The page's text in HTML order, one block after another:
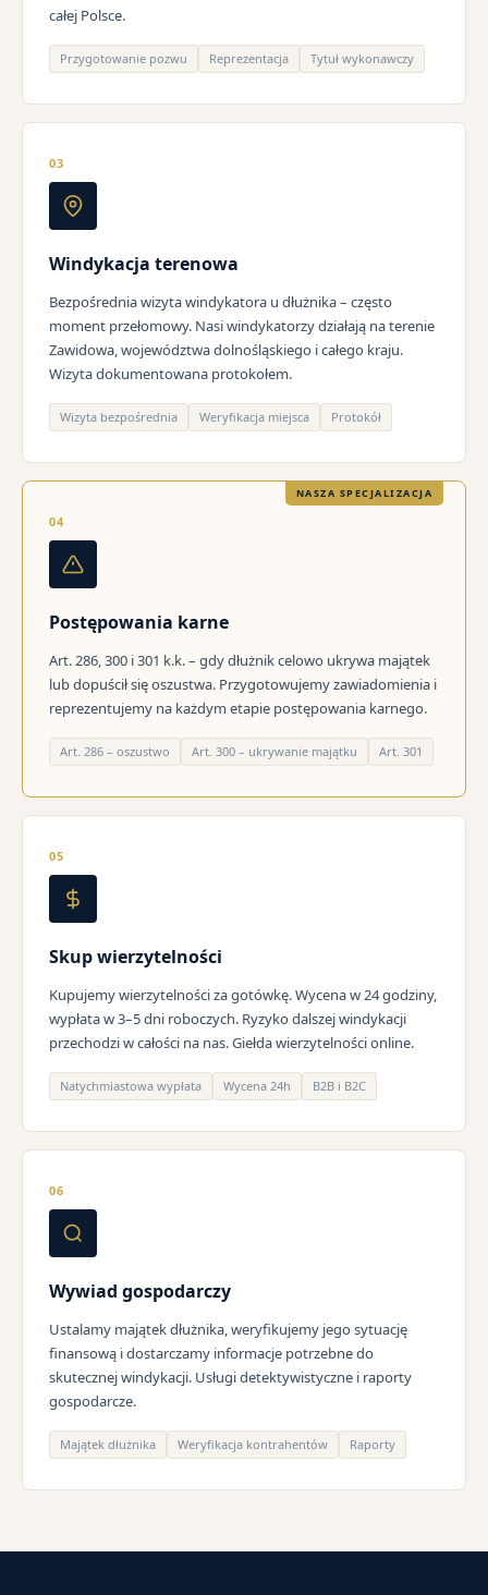
całej Polsce.
Przygotowanie pozwu Reprezentacja Tytuł wykonawczy
03
Windykacja terenowa
Bezpośrednia wizyta windykatora u dłużnika – często
moment przełomowy. Nasi windykatorzy działają na terenie
Zawidowa, województwa dolnośląskiego i całego kraju.
Wizyta dokumentowana protokołem.
Wizyta bezpośrednia Weryfikacja miejsca Protokół
NASZA SPECJALIZACJA
04
Postępowania karne
Art. 286, 300 i 301 k.k. – gdy dłużnik celowo ukrywa majątek
lub dopuścił się oszustwa. Przygotowujemy zawiadomienia i
reprezentujemy na każdym etapie postępowania karnego.
Art. 286 – oszustwo Art. 300 – ukrywanie majątku Art. 301
05
Skup wierzytelności
Kupujemy wierzytelności za gotówkę. Wycena w 24 godziny,
wypłata w 3–5 dni roboczych. Ryzyko dalszej windykacji
przechodzi w całości na nas. Giełda wierzytelności online.
Natychmiastowa wypłata Wycena 24h B2B i B2C
06
Wywiad gospodarczy
Ustalamy majątek dłużnika, weryfikujemy jego sytuację
finansową i dostarczamy informacje potrzebne do
skutecznej windykacji. Usługi detektywistyczne i raporty
gospodarcze.
Majątek dłużnika Weryfikacja kontrahentów Raporty